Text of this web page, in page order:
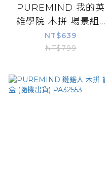
PUREMIND 我的英
雄學院 木拼 場景組...
NT$639
NT$799